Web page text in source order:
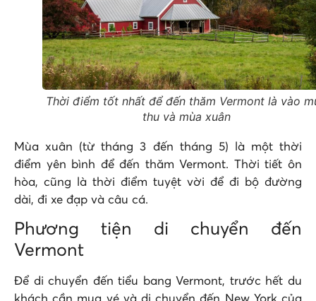
Thời điểm tốt nhất để đến thăm Vermont là vào
thu và mùa xuân
Mùa xuân (từ tháng 3 đến tháng 5) là một thời
điểm yên bình để đến thăm Vermont. Thời tiết ôn
hòa, cũng là thời điểm tuyệt vời để đi bộ đường
dài, đi xe đạp và câu cá.
Phương tiện di chuyển đến
Vermont
Để di chuyển đến tiểu bang Vermont, trước hết du